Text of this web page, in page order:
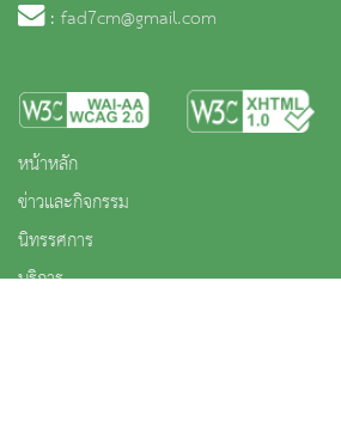
: fad7cm@gmail.com
หน้าหลัก
ข่าวและกิจกรรม
นิทรรศการ
บริการ